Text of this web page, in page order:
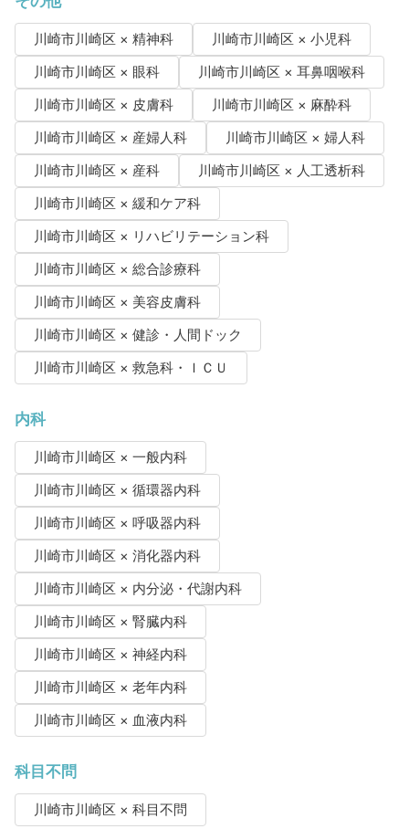
川崎市川崎区 × 精神科
川崎市川崎区 × 小児科
川崎市川崎区 × 眼科
川崎市川崎区 × 耳鼻咽喉科
川崎市川崎区 × 皮膚科
川崎市川崎区 × 麻酔科
川崎市川崎区 × 産婦人科
川崎市川崎区 × 婦人科
川崎市川崎区 × 産科
川崎市川崎区 × 人工透析科
川崎市川崎区 × 緩和ケア科
川崎市川崎区 × リハビリテーション科
川崎市川崎区 × 総合診療科
川崎市川崎区 × 美容皮膚科
川崎市川崎区 × 健診・人間ドック
川崎市川崎区 × 救急科・ＩＣＵ
内科
川崎市川崎区 × 一般内科
川崎市川崎区 × 循環器内科
川崎市川崎区 × 呼吸器内科
川崎市川崎区 × 消化器内科
川崎市川崎区 × 内分泌・代謝内科
川崎市川崎区 × 腎臓内科
川崎市川崎区 × 神経内科
川崎市川崎区 × 老年内科
川崎市川崎区 × 血液内科
科目不問
川崎市川崎区 × 科目不問